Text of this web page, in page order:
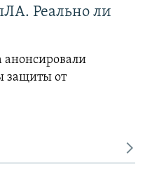
Реально ли
анонсировали
защиты от